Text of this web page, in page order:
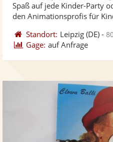
Spaß auf jede Kinder-Party
den Animationsprofis für
Standort: Leipzig (DE) -
Gage: auf Anfrage